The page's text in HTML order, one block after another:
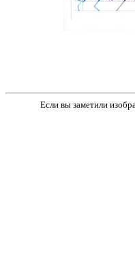
Если вы заметили